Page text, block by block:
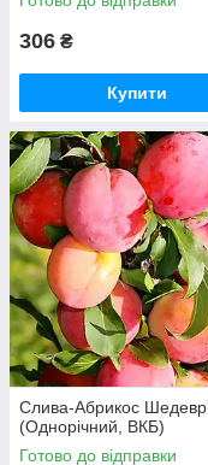
306 ₴
Купити
Слива-Абрикос Шедевр
(Однорічний, ВКБ)
Готово до відправки